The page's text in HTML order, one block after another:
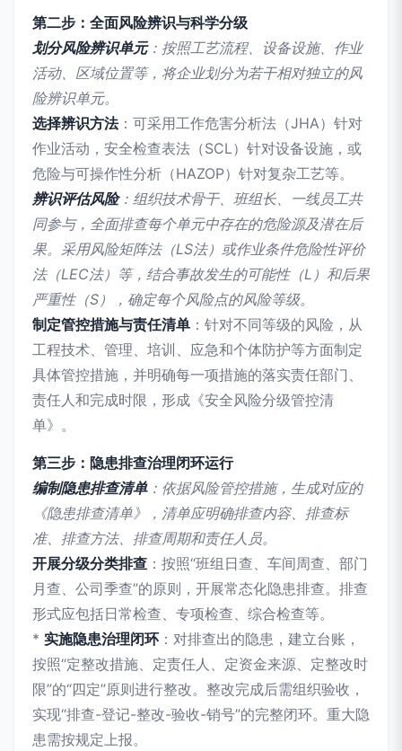
第二步：全面风险辨识与科学分级
划分风险辨识单元：按照工艺流程、设备设施、作业
活动、区域位置等，将企业划分为若干相对独立的风
险辨识单元。
选择辨识方法：可采用工作危害分析法（JHA）针对
作业活动，安全检查表法（SCL）针对设备设施，或
危险与可操作性分析（HAZOP）针对复杂工艺等。
辨识评估风险：组织技术骨干、班组长、一线员工共
同参与，全面排查每个单元中存在的危险源及潜在后
果。采用风险矩阵法（LS法）或作业条件危险性评价
法（LEC法）等，结合事故发生的可能性（L）和后果
严重性（S），确定每个风险点的风险等级。
制定管控措施与责任清单 ：针对不同等级的风险，从
工程技术、管理、培训、应急和个体防护等方面制定
具体管控措施，并明确每一项措施的落实责任部门、
责任人和完成时限，形成《安全风险分级管控清
单》。
第三步：隐患排查治理闭环运行
编制隐患排查清单：依据风险管控措施，生成对应的
《隐患排查清单》，清单应明确排查内容、排查标
准、排查方法、排查周期和责任人员。
开展分级分类排查 ：按照“班组日查、车间周查、部门
月查、公司季查”的原则，开展常态化隐患排查。排查
形式应包括日常检查、专项检查、综合检查等。
* 实施隐患治理闭环：对排查出的隐患，建立台账，
按照“定整改措施、定责任人、定资金来源、定整改时
限”的“四定”原则进行整改。整改完成后需组织验收，
实现“排查-登记-整改-验收-销号”的完整闭环。重大隐
患需按规定上报。